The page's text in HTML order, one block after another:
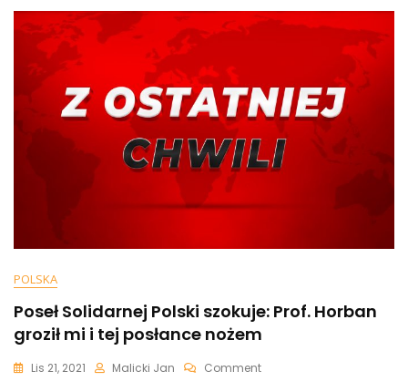
Bombardowali
Hitlerowców.
Na
Serial
Wojenny!
[+WIDEO]
POLSKA
Poseł Solidarnej Polski szokuje: Prof. Horban
groził mi i tej posłance nożem
Lis 21, 2021 Malicki Jan CommentOn